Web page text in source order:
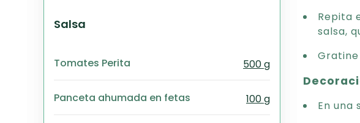
Salsa
Tomates Perita 500 g
Panceta ahumada en fetas 100 g
Repita
salsa,
En una